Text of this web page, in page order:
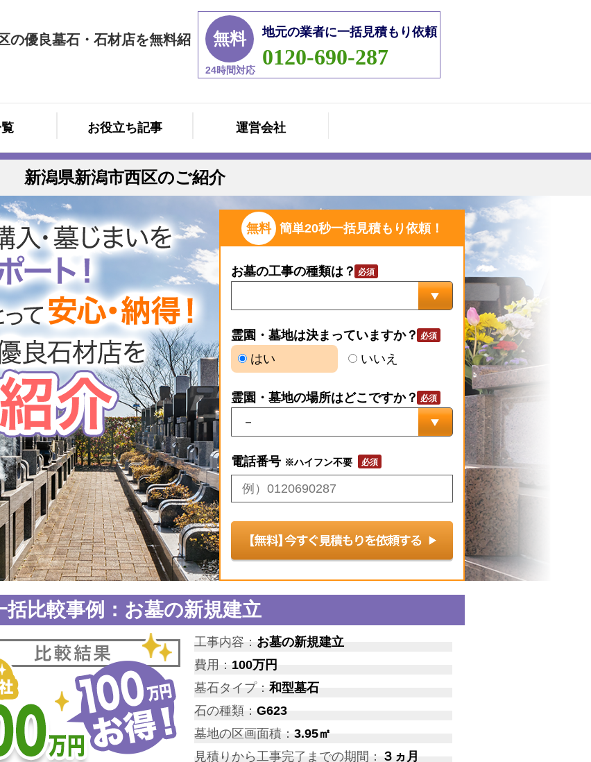
の優良墓石・石材店を無料紹
無料
24時間対応
地元の業者に一括見積もり依頼
0120-690-287
お役立ち記事 運営会社
新潟県新潟市西区のご紹介
無料 簡単20秒一括見積もり依頼！
お墓の工事の種類は？
霊園・墓地は決まっていますか？
はい
いいえ
霊園・墓地の場所はどこですか？
電話番号 ※ハイフン不要
括比較事例：お墓の新規建立
工事内容： お墓の新規建立
費用： 100万円
墓石タイプ：和型墓石
石の種類： G623
墓地の区画面積： 3.95㎡
見積りから工事完了までの期間： ３ヵ月